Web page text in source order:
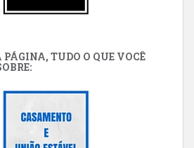
TUDO O QUE VOCÊ